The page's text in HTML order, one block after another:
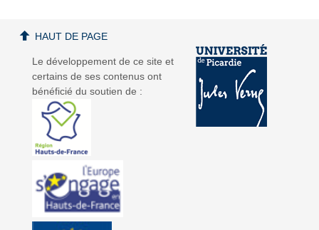
Le développement de ce site et
certains de ses contenus ont
bénéficié du soutien de :
HAUT DE PAGE